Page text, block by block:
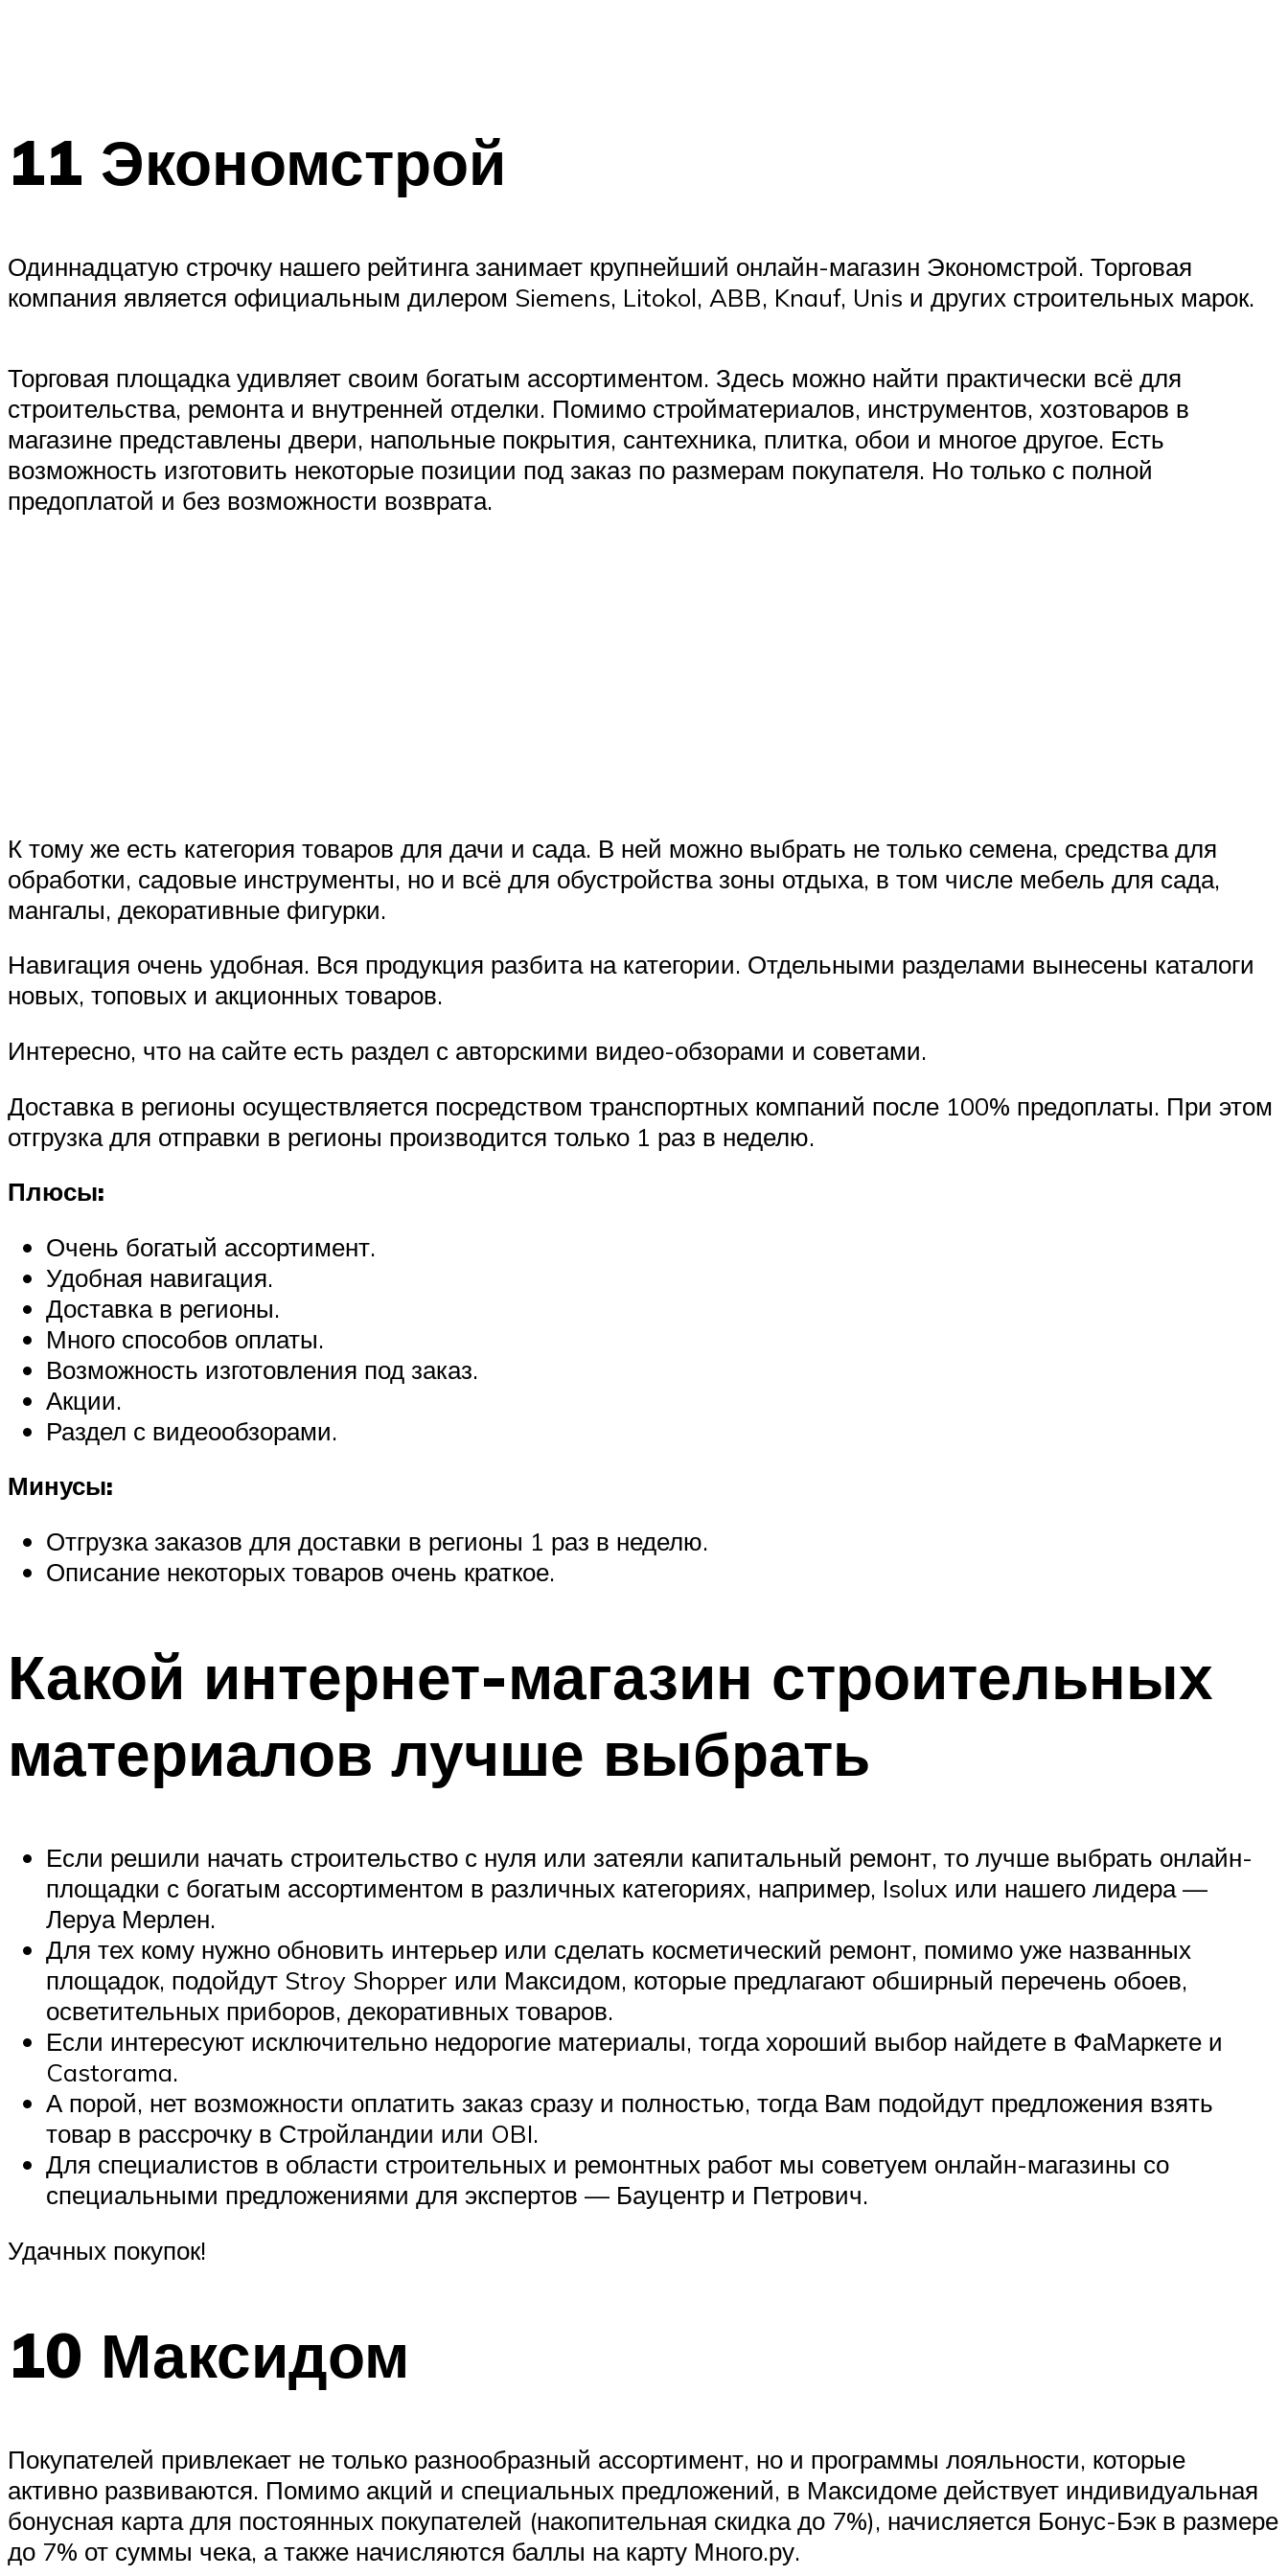
11 Экономстрой
Одиннадцатую строчку нашего рейтинга занимает крупнейший онлайн-магазин Экономстрой. Торговая
компания является официальным дилером Siemens, Litokol, ABB, Knauf, Unis и других строительных марок.
Торговая площадка удивляет своим богатым ассортиментом. Здесь можно найти практически всё для
строительства, ремонта и внутренней отделки. Помимо стройматериалов, инструментов, хозтоваров в
магазине представлены двери, напольные покрытия, сантехника, плитка, обои и многое другое. Есть
возможность изготовить некоторые позиции под заказ по размерам покупателя. Но только с полной
предоплатой и без возможности возврата.
К тому же есть категория товаров для дачи и сада. В ней можно выбрать не только семена, средства для
обработки, садовые инструменты, но и всё для обустройства зоны отдыха, в том числе мебель для сада,
мангалы, декоративные фигурки.
Навигация очень удобная. Вся продукция разбита на категории. Отдельными разделами вынесены каталоги
новых, топовых и акционных товаров.
Интересно, что на сайте есть раздел с авторскими видео-обзорами и советами.
Доставка в регионы осуществляется посредством транспортных компаний после 100% предоплаты. При этом
отгрузка для отправки в регионы производится только 1 раз в неделю.
Плюсы:
Очень богатый ассортимент.
Удобная навигация.
Доставка в регионы.
Много способов оплаты.
Возможность изготовления под заказ.
Акции.
Раздел с видеообзорами.
Минусы:
Отгрузка заказов для доставки в регионы 1 раз в неделю.
Описание некоторых товаров очень краткое.
Какой интернет-магазин строительных
материалов лучше выбрать
Если решили начать строительство с нуля или затеяли капитальный ремонт, то лучше выбрать онлайн-
площадки с богатым ассортиментом в различных категориях, например, Isolux или нашего лидера —
Леруа Мерлен.
Для тех кому нужно обновить интерьер или сделать косметический ремонт, помимо уже названных
площадок, подойдут Stroy Shopper или Максидом, которые предлагают обширный перечень обоев,
осветительных приборов, декоративных товаров.
Если интересуют исключительно недорогие материалы, тогда хороший выбор найдете в ФаМаркете и
Castorama.
А порой, нет возможности оплатить заказ сразу и полностью, тогда Вам подойдут предложения взять
товар в рассрочку в Стройландии или OBI.
Для специалистов в области строительных и ремонтных работ мы советуем онлайн-магазины со
специальными предложениями для экспертов — Бауцентр и Петрович.
Удачных покупок!
10 Максидом
Покупателей привлекает не только разнообразный ассортимент, но и программы лояльности, которые
активно развиваются. Помимо акций и специальных предложений, в Максидоме действует индивидуальная
бонусная карта для постоянных покупателей (накопительная скидка до 7%), начисляется Бонус-Бэк в размере
до 7% от суммы чека, а также начисляются баллы на карту Много.ру.